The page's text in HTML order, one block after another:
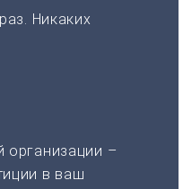
Никаких
организации –
в ваш